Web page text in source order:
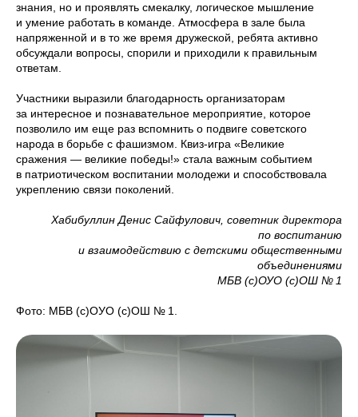
знания, но и проявлять смекалку, логическое мышление
и умение работать в команде. Атмосфера в зале была
напряженной и в то же время дружеской, ребята активно
обсуждали вопросы, спорили и приходили к правильным
ответам.
Участники выразили благодарность организаторам
за интересное и познавательное мероприятие, которое
позволило им еще раз вспомнить о подвиге советского
народа в борьбе с фашизмом. Квиз-игра «Великие
сражения — великие победы!» стала важным событием
в патриотическом воспитании молодежи и способствовала
укреплению связи поколений.
Хабибуллин Денис Сайфулович, советник директора
по воспитанию
и взаимодействию с детскими общественными
объединениями
МБВ (с)ОУО (с)ОШ № 1
Фото: МБВ (с)ОУО (с)ОШ № 1.